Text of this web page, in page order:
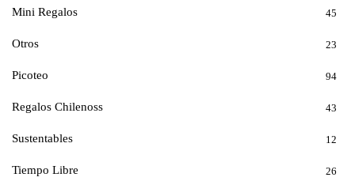
Mini Regalos 45
Otros 23
Picoteo 94
Regalos Chilenoss 43
Sustentables 12
Tiempo Libre 26